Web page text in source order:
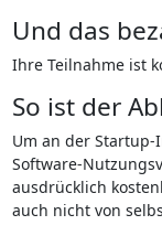
Und das
Ihre Teilnahme ist
So ist der
Um an der
Software-
ausdrücklich
auch nicht von